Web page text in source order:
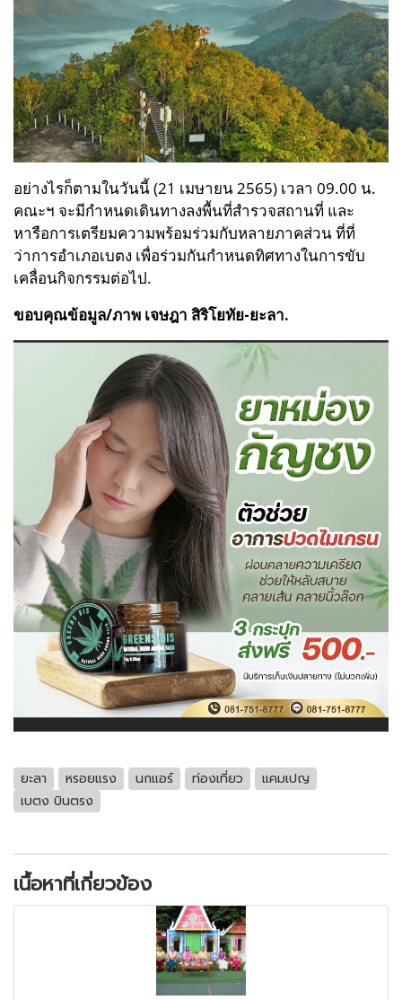
อย่างไรก็ตามในวันนี้ (21 เมษายน 2565) เวลา 09.00 น.
คณะฯ จะมีกำหนดเดินทางลงพื้นที่สำรวจสถานที่ และ
หารือการเตรียมความพร้อมร่วมกับหลายภาคส่วน ที่ที่
ว่าการอำเภอเบตง เพื่อร่วมกันกำหนดทิศทางในการขับ
เคลื่อนกิจกรรมต่อไป.
ขอบคุณข้อมูล/ภาพ เจษฎา สิริโยทัย-ยะลา.
ยะลา หรอยแรง นกแอร์ ท่องเที่ยว
แคมเปญ
เบตง บินตรง
เนื้อหาที่เกี่ยวข้อง